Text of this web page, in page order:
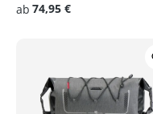
ab 74,95 €